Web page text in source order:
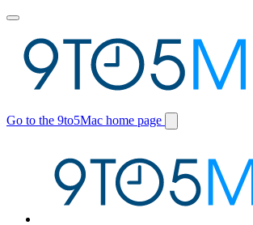
Toggle
menu
Go to the 9to5Mac home page
Switch